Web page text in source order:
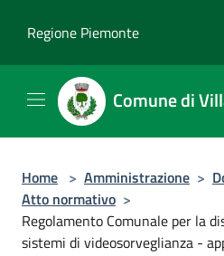
Regione Piemonte
Comune di
Home > Amministrazione >
Atto normativo >
Regolamento Comunale per la
sistemi di videosorveglianza -